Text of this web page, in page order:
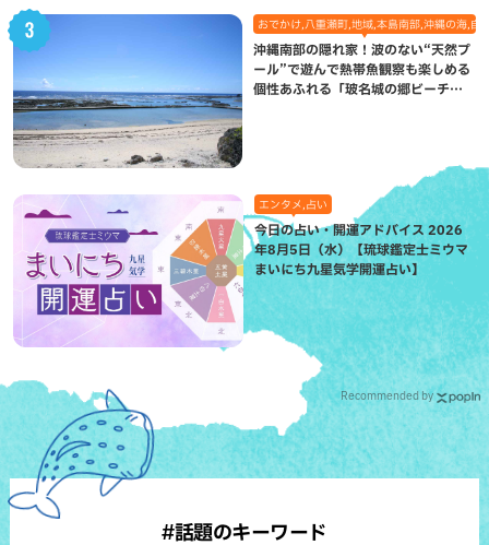
おでかけ,八重瀬町,地域,本島南部,沖縄の海,自
沖縄南部の隠れ家！波のない“天然プ
ール”で遊んで熱帯魚観察も楽しめる
個性あふれる「玻名城の郷ビーチ」
エンタメ,占い
今日の占い・開運アドバイス 2026
年8月5日（水）【琉球鑑定士ミウマ
まいにち九星気学開運占い】
Recommended by
#話題のキーワード